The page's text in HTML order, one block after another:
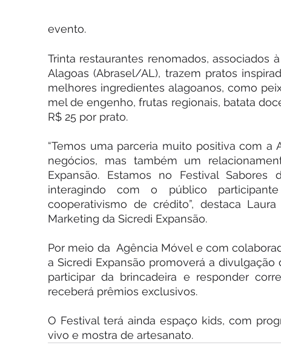
evento.
Trinta restaurantes renomados, associados
Alagoas (Abrasel/AL), trazem pratos
melhores ingredientes alagoanos, como
mel de engenho, frutas regionais, batata
R$ 25 por prato.
“Temos uma parceria muito positiva com a
negócios, mas também um
Expansão. Estamos no Festival
interagindo com o público
cooperativismo de crédito”, destaca
Marketing da Sicredi Expansão.
Por meio da  Agência Móvel e com
a Sicredi Expansão promoverá a
participar da brincadeira e responder
receberá prêmios exclusivos.
O Festival terá ainda espaço kids, com
vivo e mostra de artesanato.